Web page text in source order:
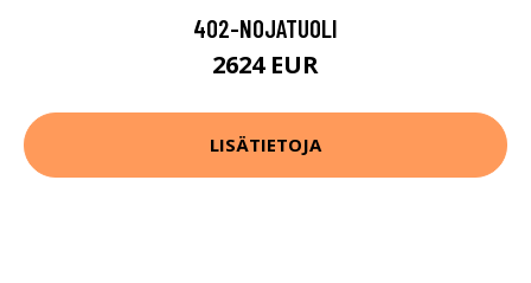
402-NOJATUOLI
2624 EUR
LISÄTIETOJA